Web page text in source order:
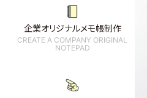
企業オリジナルメモ帳制作
CREATE A COMPANY ORIGINAL
NOTEPAD